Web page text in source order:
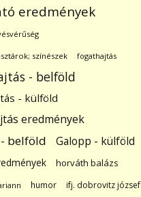
eredmények
színészek fogathajtás
- belföld
- külföld
eredmények
belföld Galopp - külföld
horváth balázs
humor ifj. dobrovitz józsef